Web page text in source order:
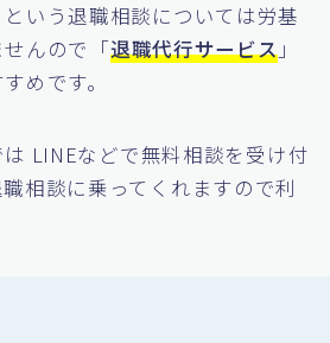
という退職相談については労基
んので「退職代行サービス 」
めです。
LINEなどで無料相談を受け付
相談に乗ってくれますので利